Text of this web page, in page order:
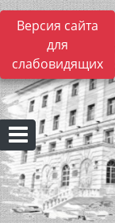
Версия сайта
для
слабовидящих